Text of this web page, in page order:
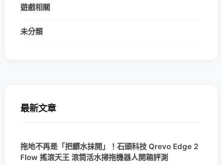
遊戲相關
未分類
最新文章
拖地不再是「把髒水抹開」！石頭科技 Qrevo Edge 2
Flow 搖滾天王 滾筒活水掃拖機器人開箱評測